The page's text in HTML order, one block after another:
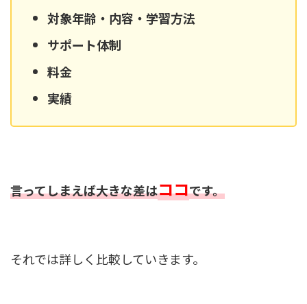
対象年齢・内容・学習方法
サポート体制
料金
実績
言ってしまえば大きな差はココです。
それでは詳しく比較していきます。